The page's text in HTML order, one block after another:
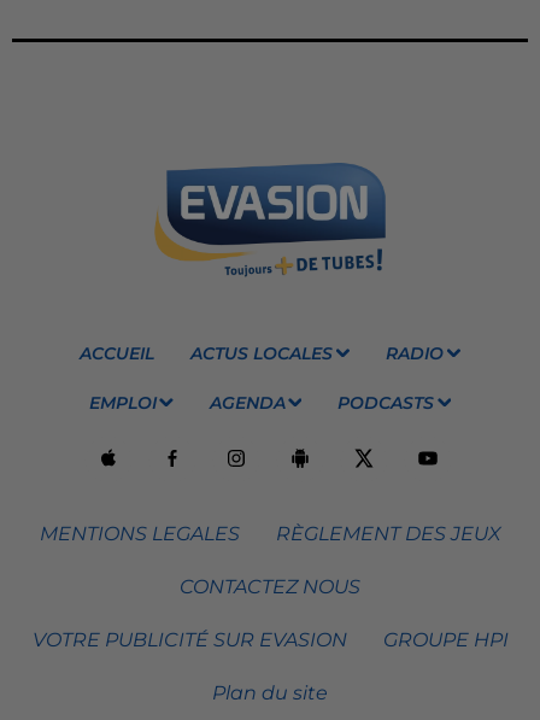
ACCUEIL ACTUS LOCALES RADIO
EMPLOI AGENDA PODCASTS
MENTIONS LEGALES RÈGLEMENT DES JEUX
CONTACTEZ NOUS
VOTRE PUBLICITÉ SUR EVASION GROUPE HPI
Plan du site